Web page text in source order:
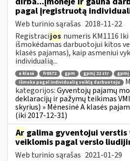
pagal įregistruotą
Web turinio sąrašas 2018-11-22
Registracijos numeris KM1116
išmokėdamas darbuotojui kitos
klasės pajamas), kaip asmeniui
individualią...
a klasė fr0572 gpm gpmį 22 str
gpmį
išmoka pagal individualią veiklą darbuotoju
kategorijos:Gyventojų pajamų
deklaracijų ir pažymų teikimas
skyrius) » Mėnesinė A klasės
(iki 2017-12-31)
Ar galima gyventojui
veiklomis pagal verslo
Web turinio sąrašas 2021-01-29